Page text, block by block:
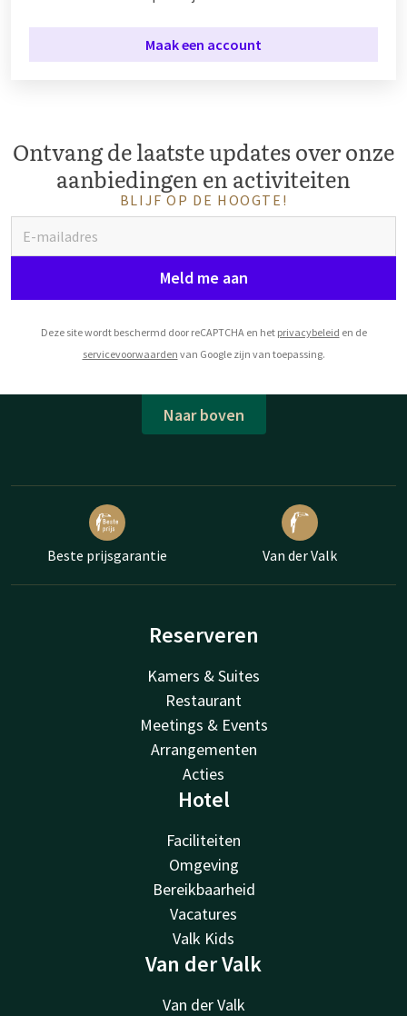
Maak een account
Ontvang de laatste updates over onze
aanbiedingen en activiteiten
BLIJF OP DE HOOGTE!
Meld me aan
Deze site wordt beschermd door reCAPTCHA en het privacybeleid en de
servicevoorwaarden van Google zijn van toepassing.
Naar boven
Beste prijsgarantie Van der Valk
Reserveren
Kamers & Suites
Restaurant
Meetings & Events
Arrangementen
Acties
Hotel
Faciliteiten
Omgeving
Bereikbaarheid
Vacatures
Valk Kids
Van der Valk
Van der Valk